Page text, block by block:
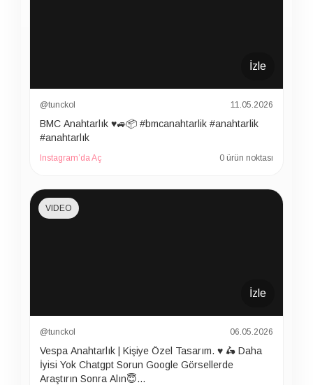
İzle
@tunckol 11.05.2026
BMC Anahtarlık ♥️🚙📦 #bmcanahtarlik #anahtarlik
#anahtarlık
Instagram’da Aç 0 ürün noktası
İzle
VIDEO
@tunckol 06.05.2026
Vespa Anahtarlık | Kişiye Özel Tasarım. ♥️ 🛵 Daha
İyisi Yok Chatgpt Sorun Google Görsellerde
Araştırın Sonra Alın😇…